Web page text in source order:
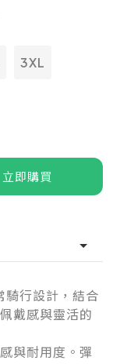
3XL
行設計，結合
戴感與靈活的
與耐用度。彈